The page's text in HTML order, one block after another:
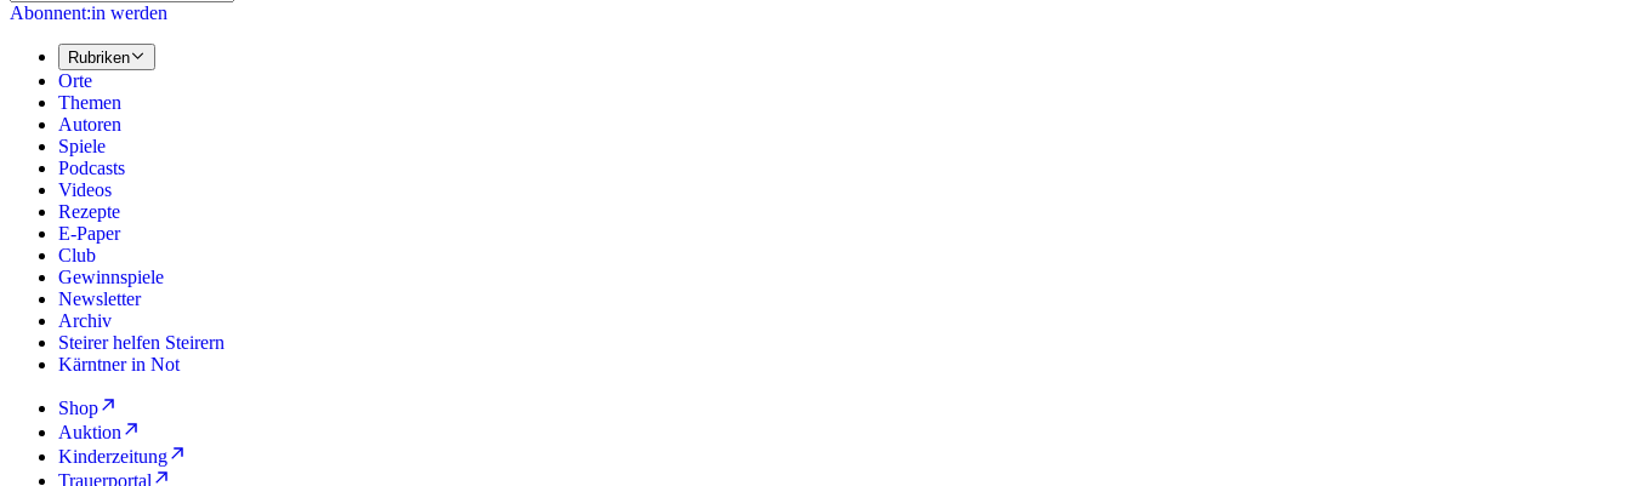
Abonnent:in werden
Rubriken
Orte
Themen
Autoren
Spiele
Podcasts
Videos
Rezepte
E-Paper
Club
Gewinnspiele
Newsletter
Archiv
Steirer helfen Steirern
Kärntner in Not
Shop
Auktion
Kinderzeitung
Trauerportal